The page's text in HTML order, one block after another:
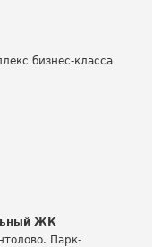
бизнес-класса
ЖК
Парк-